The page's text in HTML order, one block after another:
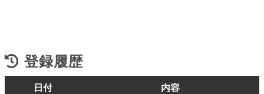
登録履歴
日付 内容